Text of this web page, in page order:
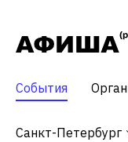
События
Санкт-Петербург